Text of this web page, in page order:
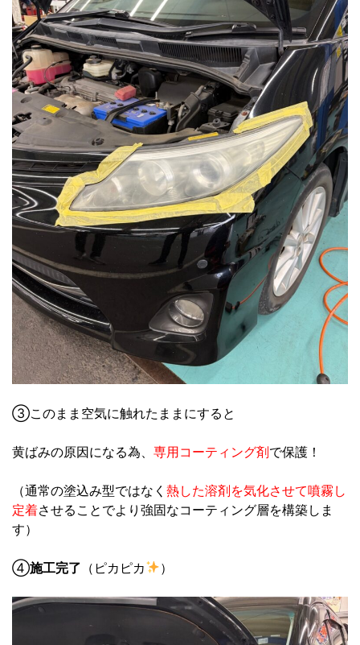
③このまま空気に触れたままにすると
黄ばみの原因になる為、 専用コーティング剤で保護！
（通常の塗込み型ではなく 熱した溶剤を気化させて噴霧し
定着させることでより強固なコーティング層を構築しま
す）
④施工完了 （ピカピカ ）